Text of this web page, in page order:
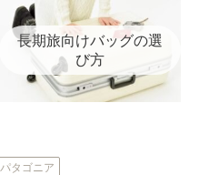
長期旅向けバッグの選
び方
パタゴニア